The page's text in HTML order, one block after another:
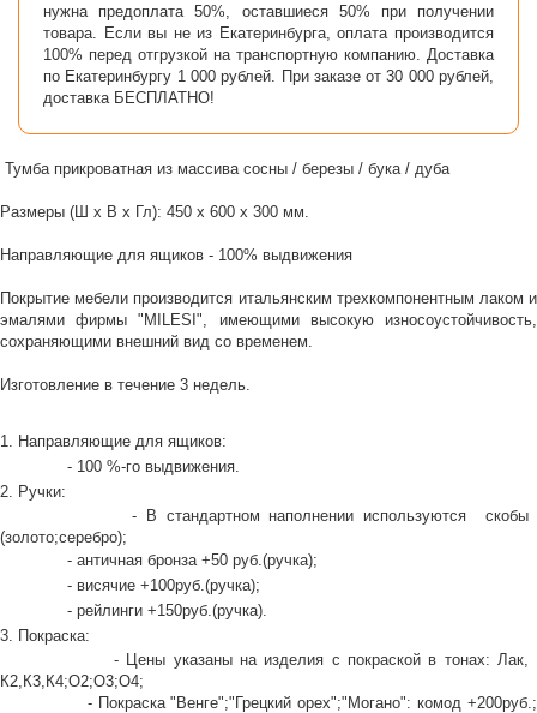
нужна предоплата 50%, оставшиеся 50% при получении
товара. Если вы не из Екатеринбурга, оплата производится
100% перед отгрузкой на транспортную компанию. Доставка
по Екатеринбургу 1 000 рублей. При заказе от 30 000 рублей,
доставка БЕСПЛАТНО!
Тумба прикроватная из массива сосны / березы / бука / дуба
Размеры (Ш х В х Гл): 450 х 600 х 300 мм.
Направляющие для ящиков - 100% выдвижения
Покрытие мебели производится итальянским трехкомпонентным лаком и
эмалями фирмы "MILESI", имеющими высокую износоустойчивость,
сохраняющими внешний вид со временем.
Изготовление в течение 3 недель.
1. Направляющие для ящиков:
- 100 %-го выдвижения.
2. Ручки:
- В стандартном наполнении используются скобы
(золото;серебро);
- античная бронза +50 руб.(ручка);
- висячие +100руб.(ручка);
- рейлинги +150руб.(ручка).
3. Покраска:
- Цены указаны на изделия с покраской в тонах: Лак,
К2,К3,К4;О2;О3;О4;
- Покраска "Венге";"Грецкий орех";"Могано": комод +200руб.;